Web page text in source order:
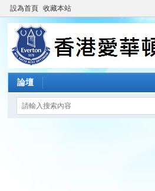
設為首頁 收藏本站
論壇